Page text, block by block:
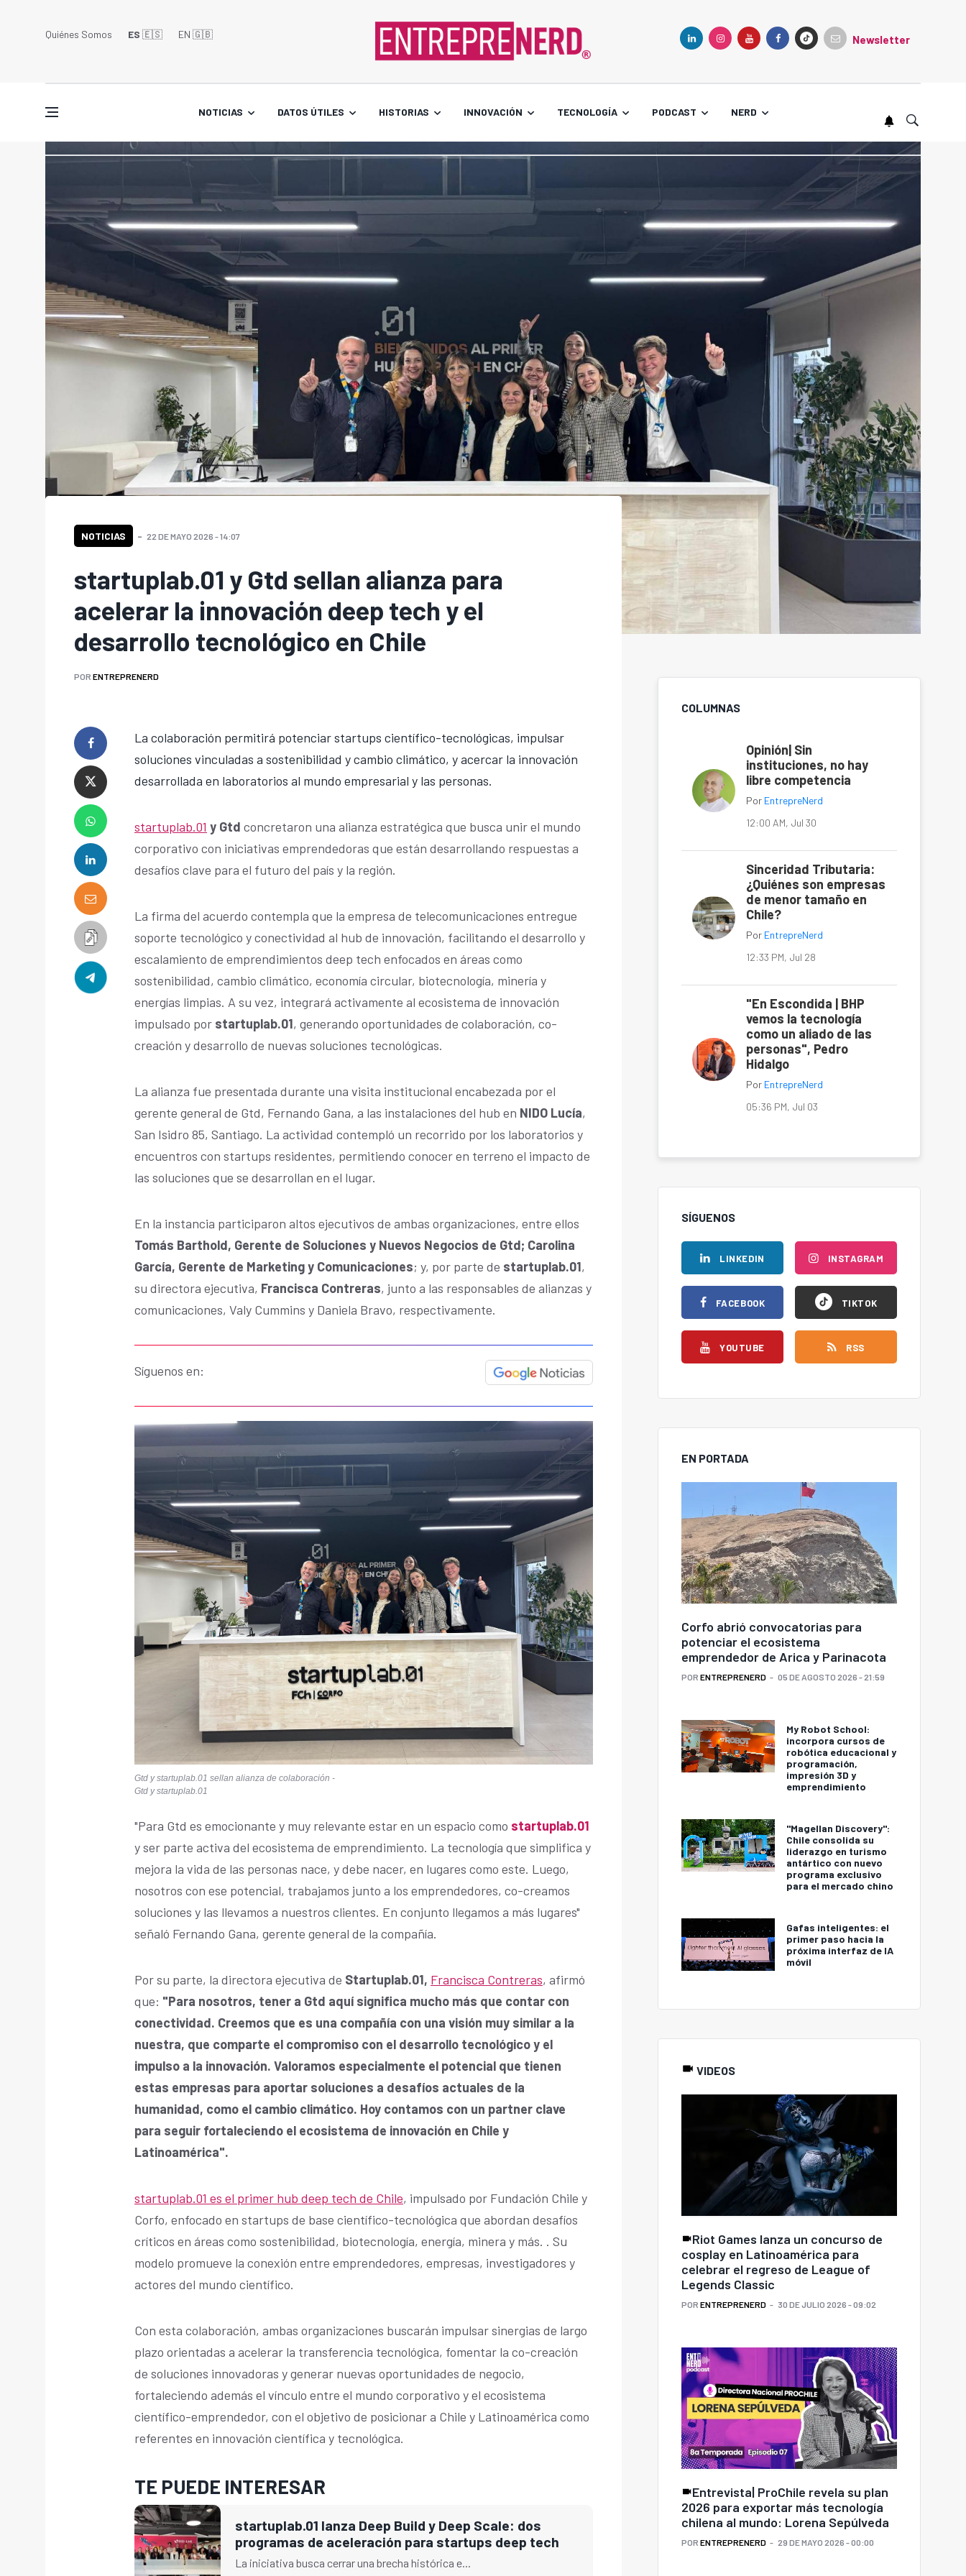
Quiénes Somos ES 🇪🇸 EN 🇬🇧󠁢󠁥󠁮󠁧󠁿 Newsletter
NOTICIAS DATOS ÚTILES HISTORIAS INNOVACIÓN TECNOLOGÍA PODCAST NERD
NOTICIAS 22 DE MAYO 2026 - 14:07
startuplab.01 y Gtd sellan alianza para
acelerar la innovación deep tech y el
desarrollo tecnológico en Chile
POR ENTREPRENERD
La colaboración permitirá potenciar startups científico-tecnológicas, impulsar
soluciones vinculadas a sostenibilidad y cambio climático, y acercar la innovación
desarrollada en laboratorios al mundo empresarial y las personas.
startuplab.01 y Gtd concretaron una alianza estratégica que busca unir el mundo
corporativo con iniciativas emprendedoras que están desarrollando respuestas a
desafíos clave para el futuro del país y la región.
La firma del acuerdo contempla que la empresa de telecomunicaciones entregue
soporte tecnológico y conectividad al hub de innovación, facilitando el desarrollo y
escalamiento de emprendimientos deep tech enfocados en áreas como
sostenibilidad, cambio climático, economía circular, biotecnología, minería y
energías limpias. A su vez, integrará activamente al ecosistema de innovación
impulsado por startuplab.01, generando oportunidades de colaboración, co-
creación y desarrollo de nuevas soluciones tecnológicas.
La alianza fue presentada durante una visita institucional encabezada por el
gerente general de Gtd, Fernando Gana, a las instalaciones del hub en NIDO Lucía,
San Isidro 85, Santiago. La actividad contempló un recorrido por los laboratorios y
encuentros con startups residentes, permitiendo conocer en terreno el impacto de
las soluciones que se desarrollan en el lugar.
En la instancia participaron altos ejecutivos de ambas organizaciones, entre ellos
Tomás Barthold, Gerente de Soluciones y Nuevos Negocios de Gtd; Carolina
García, Gerente de Marketing y Comunicaciones; y, por parte de startuplab.01,
su directora ejecutiva, Francisca Contreras, junto a las responsables de alianzas y
comunicaciones, Valy Cummins y Daniela Bravo, respectivamente.
Síguenos en:
Gtd y startuplab.01 sellan alianza de colaboración -
Gtd y startuplab.01
"Para Gtd es emocionante y muy relevante estar en un espacio como startuplab.01
y ser parte activa del ecosistema de emprendimiento. La tecnología que simplifica y
mejora la vida de las personas nace, y debe nacer, en lugares como este. Luego,
nosotros con ese potencial, trabajamos junto a los emprendedores, co-creamos
soluciones y las llevamos a nuestros clientes. En conjunto llegamos a más lugares"
señaló Fernando Gana, gerente general de la compañía.
Por su parte, la directora ejecutiva de Startuplab.01, Francisca Contreras, afirmó
que: "Para nosotros, tener a Gtd aquí significa mucho más que contar con
conectividad. Creemos que es una compañía con una visión muy similar a la
nuestra, que comparte el compromiso con el desarrollo tecnológico y el
impulso a la innovación. Valoramos especialmente el potencial que tienen
estas empresas para aportar soluciones a desafíos actuales de la
humanidad, como el cambio climático. Hoy contamos con un partner clave
para seguir fortaleciendo el ecosistema de innovación en Chile y
Latinoamérica".
startuplab.01 es el primer hub deep tech de Chile, impulsado por Fundación Chile y
Corfo, enfocado en startups de base científico-tecnológica que abordan desafíos
críticos en áreas como sostenibilidad, biotecnología, energía, minera y más. . Su
modelo promueve la conexión entre emprendedores, empresas, investigadores y
actores del mundo científico.
Con esta colaboración, ambas organizaciones buscarán impulsar sinergias de largo
plazo orientadas a acelerar la transferencia tecnológica, fomentar la co-creación
de soluciones innovadoras y generar nuevas oportunidades de negocio,
fortaleciendo además el vínculo entre el mundo corporativo y el ecosistema
científico-emprendedor, con el objetivo de posicionar a Chile y Latinoamérica como
referentes en innovación científica y tecnológica.
TE PUEDE INTERESAR
startuplab.01 lanza Deep Build y Deep Scale: dos
programas de aceleración para startups deep tech
La iniciativa busca cerrar una brecha histórica e...
COLUMNAS
Opinión| Sin
instituciones, no hay
libre competencia
Por EntrepreNerd
12:00 AM, Jul 30
Sinceridad Tributaria:
¿Quiénes son empresas
de menor tamaño en
Chile?
Por EntrepreNerd
12:33 PM, Jul 28
"En Escondida | BHP
vemos la tecnología
como un aliado de las
personas", Pedro
Hidalgo
Por EntrepreNerd
05:36 PM, Jul 03
SÍGUENOS
LINKEDIN
FACEBOOK
YOUTUBE
INSTAGRAM
TIKTOK
RSS
EN PORTADA
Corfo abrió convocatorias para
potenciar el ecosistema
emprendedor de Arica y Parinacota
POR ENTREPRENERD 05 DE AGOSTO 2026 - 21:59
My Robot School:
incorpora cursos de
robótica educacional y
programación,
impresión 3D y
emprendimiento
"Magellan Discovery":
Chile consolida su
liderazgo en turismo
antártico con nuevo
programa exclusivo
para el mercado chino
Gafas inteligentes: el
primer paso hacia la
próxima interfaz de IA
móvil
VIDEOS
Riot Games lanza un concurso de
cosplay en Latinoamérica para
celebrar el regreso de League of
Legends Classic
POR ENTREPRENERD 30 DE JULIO 2026 - 09:02
Entrevista| ProChile revela su plan
2026 para exportar más tecnología
chilena al mundo: Lorena Sepúlveda
POR ENTREPRENERD 29 DE MAYO 2026 - 00:00